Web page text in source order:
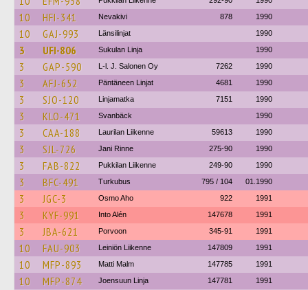
10 HFI-341 Nevakivi 878 1990
10 GAJ-993 Länsilinjat 1990
3 UFI-806 Sukulan Linja 1990
3 GAP-590 L-l. J. Salonen Oy 7262 1990
3 AFJ-652 Päntäneen Linjat 4681 1990
3 SJO-120 Linjamatka 7151 1990
3 KLO-471 Svanbäck 1990
3 CAA-188 Laurilan Liikenne 59613 1990
3 SJL-726 Jani Rinne 275-90 1990
3 FAB-822 Pukkilan Liikenne 249-90 1990
3 BFC-491 Turkubus 795 / 104 01.1990
3 JGC-3 Osmo Aho 922 1991
3 KYF-991 Into Alén 147678 1991
3 JBA-621 Porvoon 345-91 1991
10 FAU-903 Leiniön Liikenne 147809 1991
10 MFP-893 Matti Malm 147785 1991
10 MFP-874 Joensuun Linja 147781 1991